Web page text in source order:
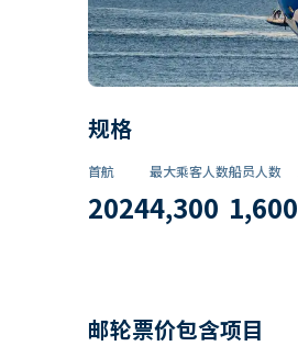
规格
首航
2024
最大乘客人数
4,300
船员人数
1,600
邮轮票价包含项目